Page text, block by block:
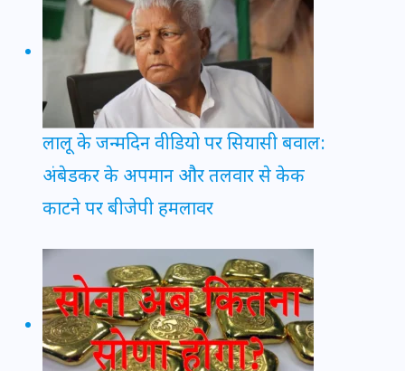
लालू के जन्मदिन वीडियो पर सियासी बवाल:
अंबेडकर के अपमान और तलवार से केक
काटने पर बीजेपी हमलावर